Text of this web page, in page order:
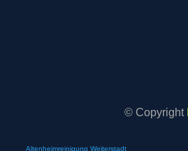
© Copyright
Altenheimreinigung Weiterstadt